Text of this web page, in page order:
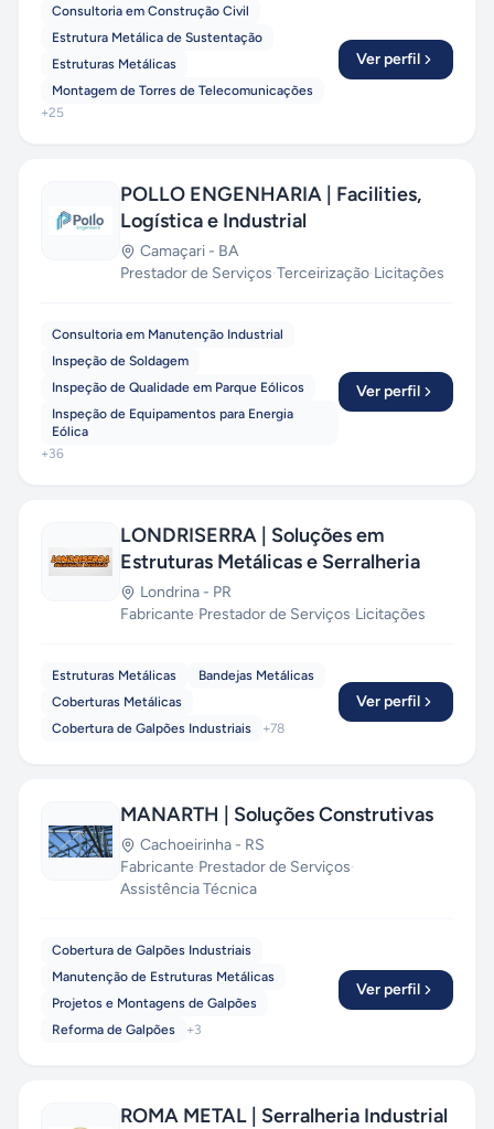
Consultoria em Construção Civil
Estrutura Metálica de Sustentação
Estruturas Metálicas
Montagem de Torres de Telecomunicações
+25
Ver perfil
POLLO ENGENHARIA | Facilities,
Logística e Industrial
Camaçari - BA
Prestador de Serviços·Terceirização·Licitações
Consultoria em Manutenção Industrial
Inspeção de Soldagem
Inspeção de Qualidade em Parque Eólicos
Inspeção de Equipamentos para Energia
Eólica
+36
Ver perfil
LONDRISERRA | Soluções em
Estruturas Metálicas e Serralheria
Londrina - PR
Fabricante·Prestador de Serviços·Licitações
Estruturas Metálicas
Bandejas Metálicas
Coberturas Metálicas
Cobertura de Galpões Industriais
+78
Ver perfil
MANARTH | Soluções Construtivas
Cachoeirinha - RS
Fabricante·Prestador de Serviços·
Assistência Técnica
Cobertura de Galpões Industriais
Manutenção de Estruturas Metálicas
Projetos e Montagens de Galpões
Reforma de Galpões
+3
Ver perfil
ROMA METAL | Serralheria Industrial